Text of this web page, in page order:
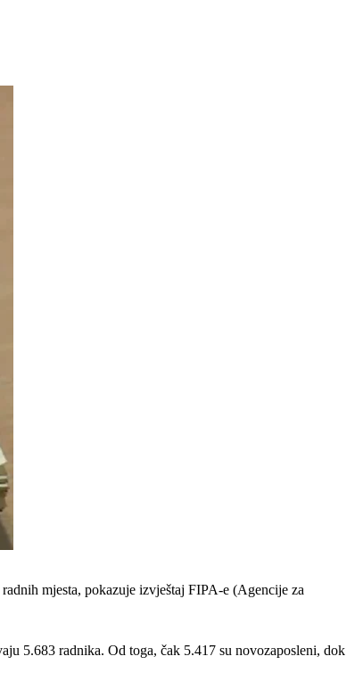
mjesta, pokazuje izvještaj FIPA-e (Agencije za
5.683 radnika. Od toga, čak 5.417 su novozaposleni, dok